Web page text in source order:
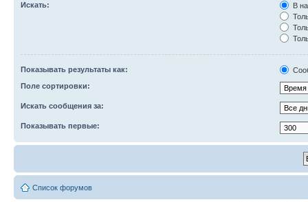
Искать:
В
Показывать результаты как:
Поле сортировки:
Искать сообщения за:
Показывать первые:
Список форумов